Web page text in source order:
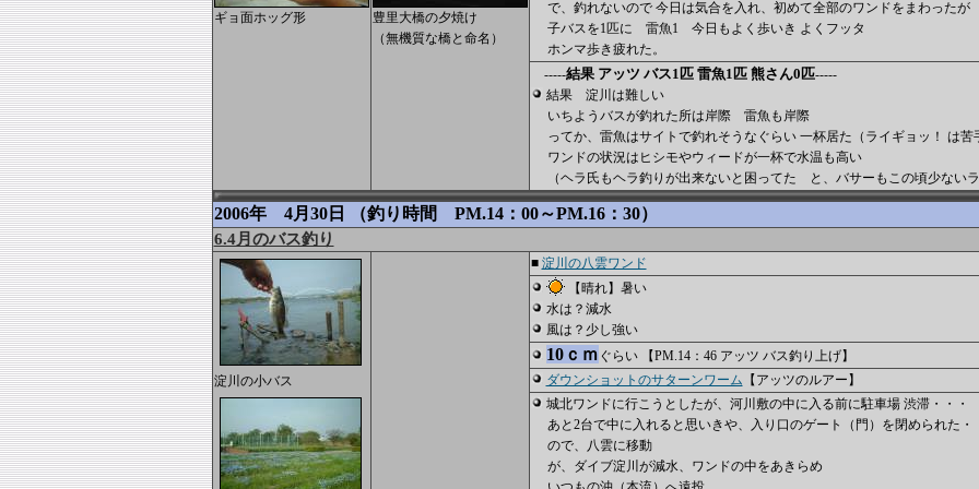
ギョ面ホッグ形
豊里大橋の夕焼け
（無機質な橋と命名）
で、釣れないので 今日は気合を入れ、初めて全部のワンドをまわったが
子バスを1匹に 雷魚1 今日もよく歩いき よくフッタ
ホンマ歩き疲れた。
-----結果 アッツ バス1匹 雷魚1匹 熊さん0匹-----
結果 淀川は難しい
いちようバスが釣れた所は岸際 雷魚も岸際
ってか、雷魚はサイトで釣れそうなぐらい 一杯居た（ライギョッ！ は苦
ワンドの状況はヒシモやウィードが一杯で水温も高い
（ヘラ氏もヘラ釣りが出来ないと困ってた と、バサーもこの頃少ないラ
2006年 4月30日 （釣り時間 PM.14：00～PM.16：30）
6.4月のバス釣り
淀川の小バス
■ 淀川の八雲ワンド
【晴れ】暑い
水は？減水
風は？少し強い
10ｃｍ ぐらい 【PM.14：46 アッツ バス釣り上げ】
ダウンショットのサターンワーム 【アッツのルアー】
城北ワンドに行こうとしたが、河川敷の中に入る前に駐車場 渋滞・・・
あと2台で中に入れると思いきや、入り口のゲート（門）を閉められた・
ので、八雲に移動
が、ダイブ淀川が減水、ワンドの中をあきらめ